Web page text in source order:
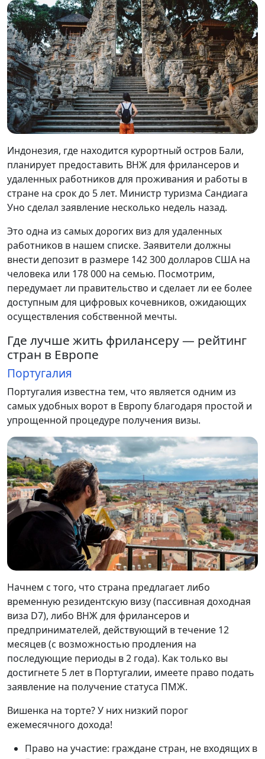
Индонезия, где находится курортный остров Бали,
планирует предоставить ВНЖ для фрилансеров и
удаленных работников для проживания и работы в
стране на срок до 5 лет. Министр туризма Сандиага
Уно сделал заявление несколько недель назад.
Это одна из самых дорогих виз для удаленных
работников в нашем списке. Заявители должны
внести депозит в размере 142 300 долларов США на
человека или 178 000 на семью. Посмотрим,
передумает ли правительство и сделает ли ее более
доступным для цифровых кочевников, ожидающих
осуществления собственной мечты.
Где лучше жить фрилансеру — рейтинг
стран в Европе
Португалия
Португалия известна тем, что является одним из
самых удобных ворот в Европу благодаря простой и
упрощенной процедуре получения визы.
Начнем с того, что страна предлагает либо
временную резидентскую визу (пассивная доходная
виза D7), либо ВНЖ для фрилансеров и
предпринимателей, действующий в течение 12
месяцев (с возможностью продления на
последующие периоды в 2 года). Как только вы
достигнете 5 лет в Португалии, имеете право подать
заявление на получение статуса ПМЖ.
Вишенка на торте? У них низкий порог
ежемесячного дохода!
Право на участие: граждане стран, не входящих в